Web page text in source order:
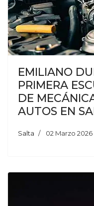
EMILIANO
PRIMERA
DE
AUTOS EN
Salta 02 Marzo 2026